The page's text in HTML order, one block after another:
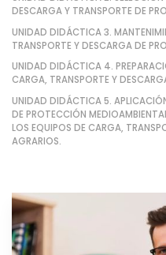
DESCARGA Y TRANSPORTE DE
UNIDAD DIDÁCTICA 3.
TRANSPORTE Y DESCARGA DE
UNIDAD DIDÁCTICA 4.
CARGA, TRANSPORTE Y
UNIDAD DIDÁCTICA 5.
DE PROTECCIÓN
LOS EQUIPOS DE CARGA,
AGRARIOS.